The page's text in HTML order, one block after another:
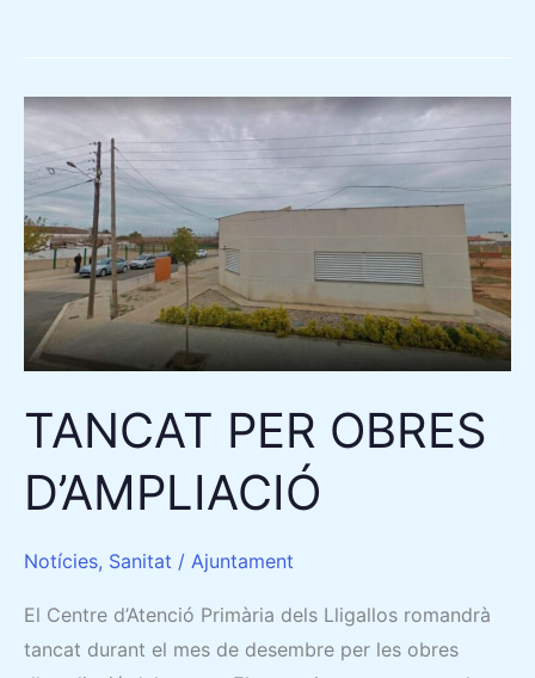
TANCAT PER OBRES
D’AMPLIACIÓ
Notícies, Sanitat / Ajuntament
El Centre d’Atenció Primària dels Lligallos romandrà
tancat durant el mes de desembre per les obres
TANCAT
PER
OBRES
D’AMPLIACIÓ